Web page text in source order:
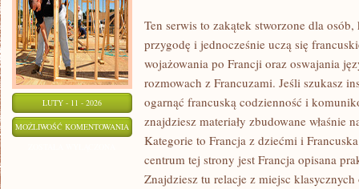
LUTY - 11 - 2026
MOŻLIWOŚĆ KOMENTOWANIA REGIONY
FRANCJI
Ten serwis to zakątek stworzone dla
przygodę i jednocześnie uczą się
wojażowania po Francji oraz oswajania
rozmowach z Francuzami. Jeśli szukasz
ogarnąć francuską codzienność i
znajdziesz materiały zbudowane właśnie
Kategorie to Francja z dziećmi i
centrum tej strony jest Francja opisana
Znajdziesz tu relacje z miejsc